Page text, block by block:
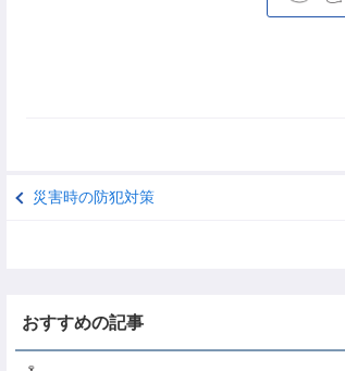
災害時の防犯対策
おすすめの記事